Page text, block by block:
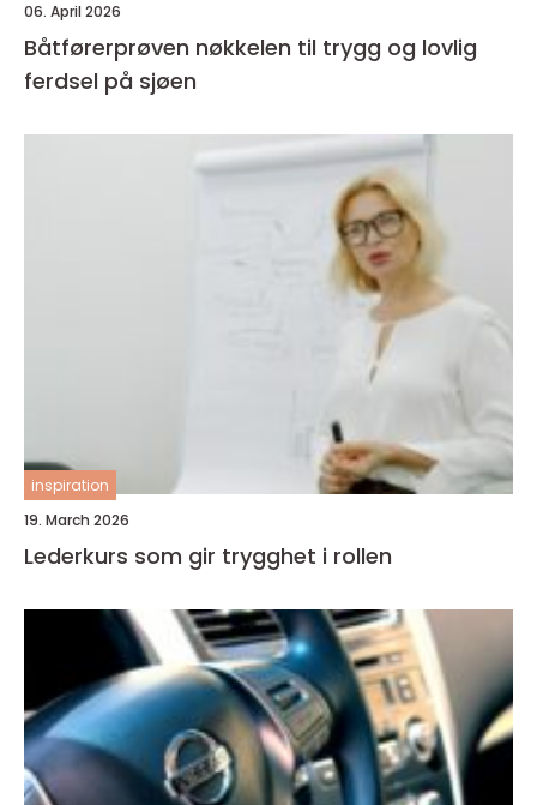
06. April 2026
Båtførerprøven nøkkelen til trygg og lovlig
ferdsel på sjøen
inspiration
19. March 2026
Lederkurs som gir trygghet i rollen